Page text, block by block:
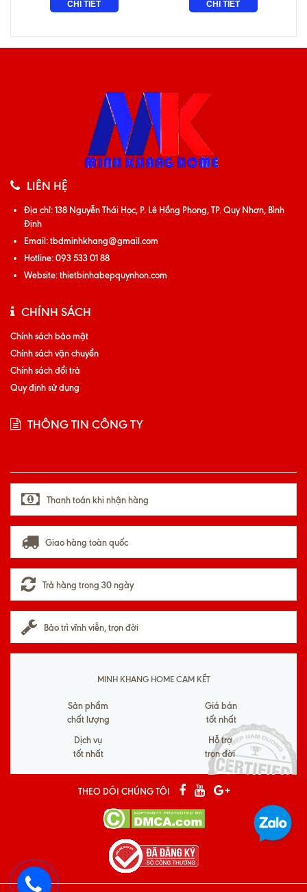
CHI TIẾT CHI TIẾT
LIÊN HỆ
Địa chỉ:138 Nguyễn Thái Học, P. Lê Hồng Phong, TP. Quy Nhơn, Bình
Định
Email:tbdminhkhang@gmail.com
Hotline:093 533 01 88
Website:thietbinhabepquynhon.com
CHÍNH SÁCH
Chính sách bảo mật
Chính sách vận chuyển
Chính sách đổi trả
Quy định sử dụng
THÔNG TIN CÔNG TY
Thanh toán khi nhận hàng
Giao hàng toàn quốc
Trả hàng trong 30 ngày
Bảo trì vĩnh viễn, trọn đời
MINH KHANG HOME CAM KẾT
Sản phẩm
chất lượng
Giá bán
tốt nhất
Dịch vụ
tốt nhất
Hỗ trợ
trọn đời
THEO DÕI CHÚNG TÔI